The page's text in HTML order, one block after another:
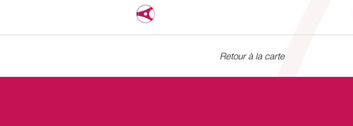
Retour à la carte